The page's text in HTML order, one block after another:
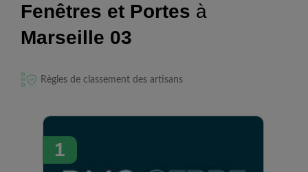
Fenêtres et Portes à
Marseille 03
Règles de classement des artisans
1